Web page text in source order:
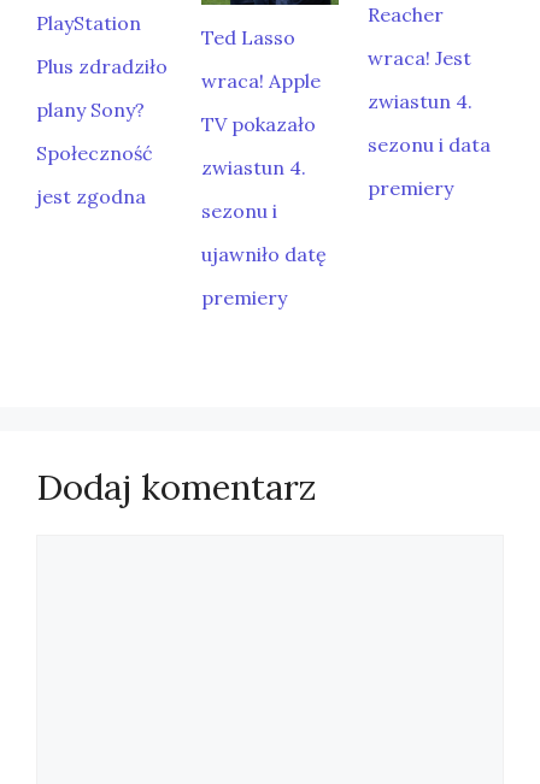
PlayStation
Plus zdradziło
plany Sony?
Społeczność
jest zgodna
Ted Lasso
wraca! Apple
TV pokazało
zwiastun 4.
sezonu i
ujawniło datę
premiery
Reacher
wraca! Jest
zwiastun 4.
sezonu i data
premiery
Dodaj komentarz